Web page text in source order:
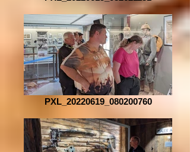
PXL_20220619_080200760